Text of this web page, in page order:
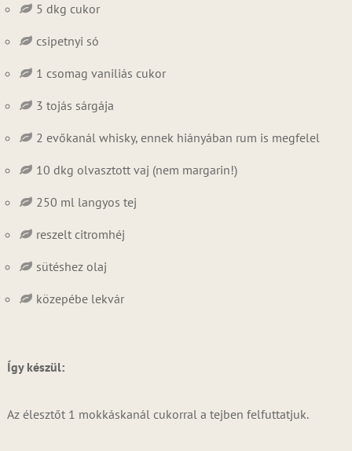
5 dkg cukor
csipetnyi só
1 csomag vaniliás cukor
3 tojás sárgája
2 evőkanál whisky, ennek hiányában rum is megfelel
10 dkg olvasztott vaj (nem margarin!)
250 ml langyos tej
reszelt citromhéj
sütéshez olaj
közepébe lekvár
Így készül:
Az élesztőt 1 mokkáskanál cukorral a tejben felfuttatjuk.